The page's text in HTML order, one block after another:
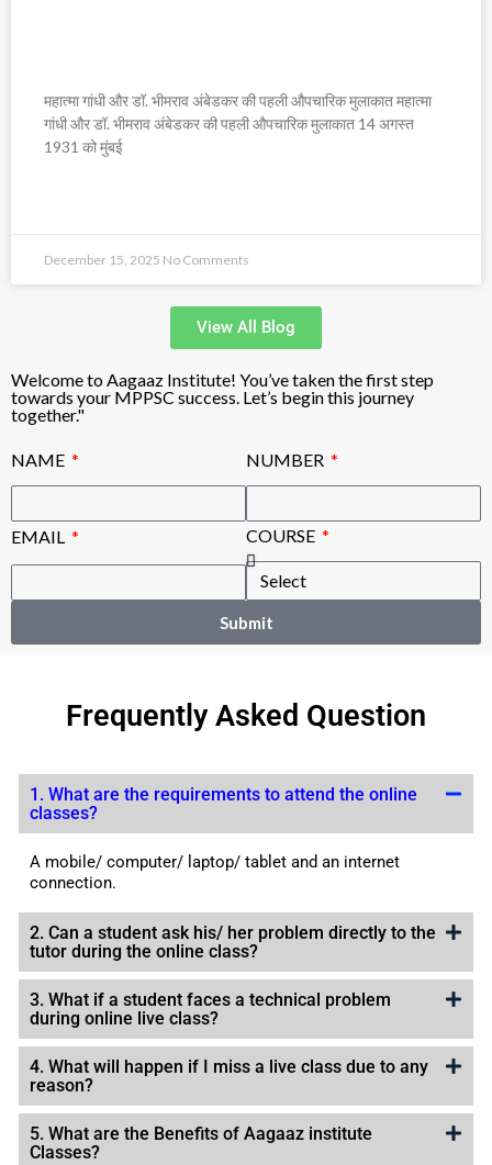
महात्मा गांधी और डॉ. भीमराव अंबेडकर की पहली औपचारिक मुलाकात महात्मा
गांधी और डॉ. भीमराव अंबेडकर की पहली औपचारिक मुलाकात 14 अगस्त
1931 को मुंबई
December 15, 2025 No Comments
View All Blog
Welcome to Aagaaz Institute! You’ve taken the first step
towards your MPPSC success. Let’s begin this journey
together."
NAME NUMBER
EMAIL COURSE
Submit
Frequently Asked Question
1. What are the requirements to attend the online
classes?
A mobile/ computer/ laptop/ tablet and an internet
connection.
2. Can a student ask his/ her problem directly to the
tutor during the online class?
3. What if a student faces a technical problem
during online live class?
4. What will happen if I miss a live class due to any
reason?
5. What are the Benefits of Aagaaz institute
Classes?